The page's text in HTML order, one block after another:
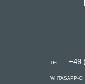
TEL +49
WHTASAPP-